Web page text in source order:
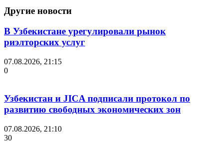
Другие новости
В Узбекистане урегулировали рынок
риэлторских услуг
07.08.2026, 21:15
0
Узбекистан и JICA подписали протокол по
развитию свободных экономических зон
07.08.2026, 21:10
30